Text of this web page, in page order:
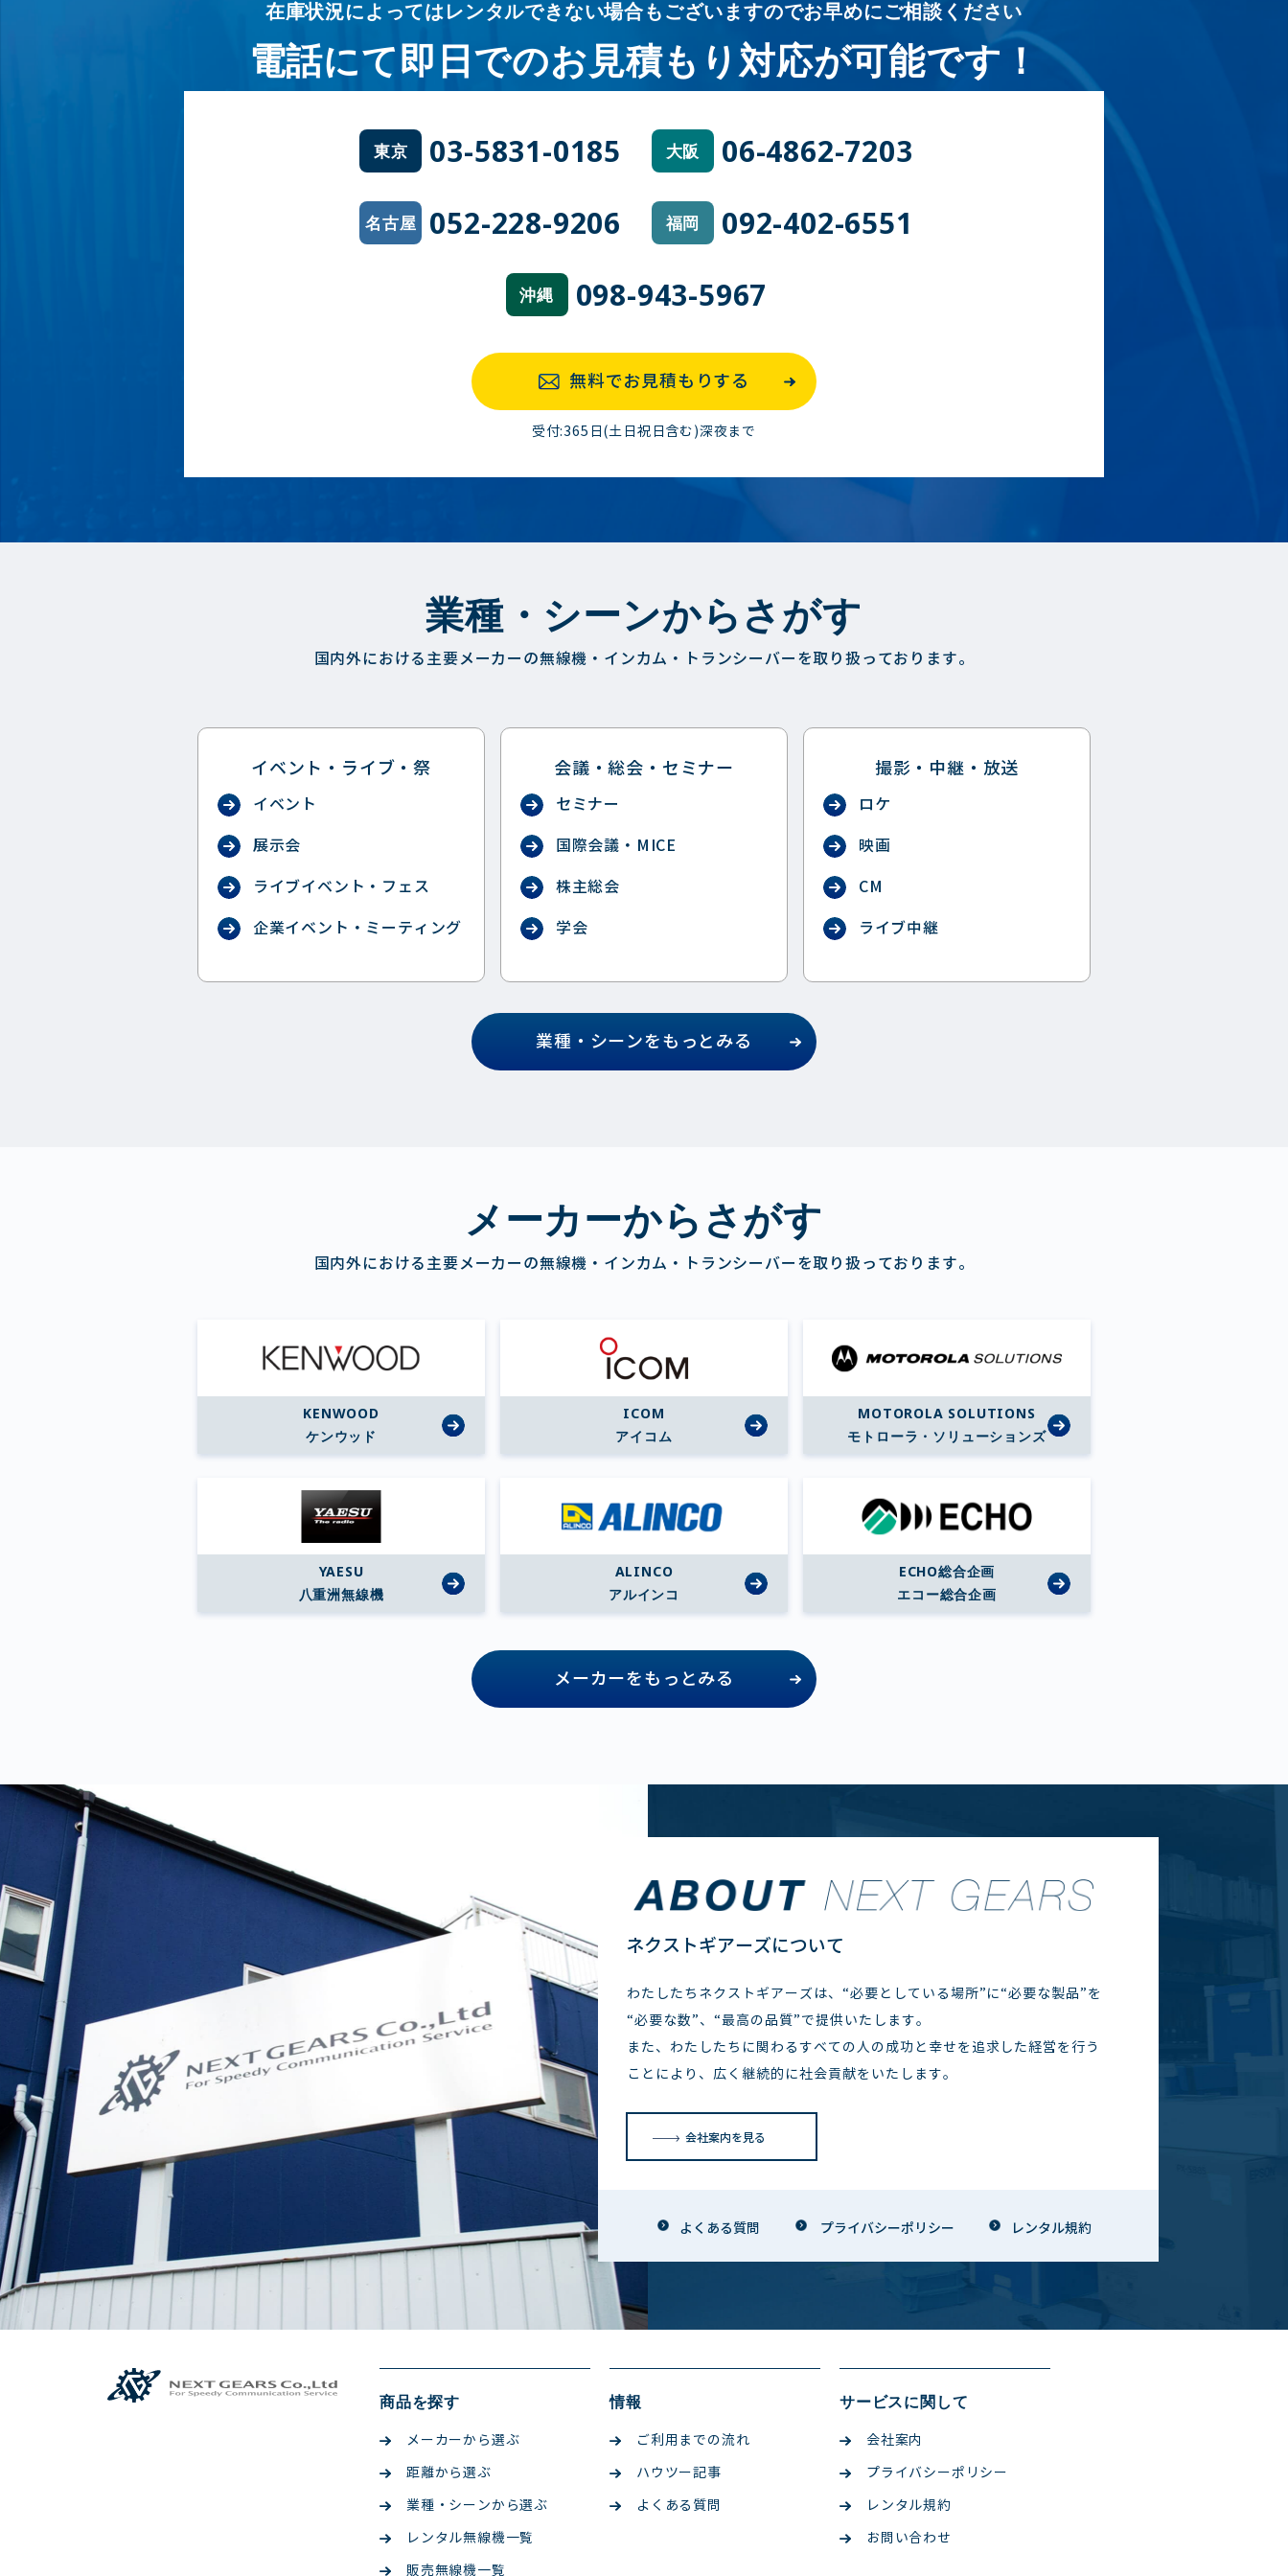
在庫状況によってはレンタルできない場合もございますのでお早めにご相談ください
電話にて即日でのお見積もり対応が可能です！
東京 03-5831-0185 大阪 06-4862-7203
名古屋 052-228-9206 福岡 092-402-6551
沖縄 098-943-5967
無料でお見積もりする
受付:365日(土日祝日含む)深夜まで
業種・シーンからさがす
国内外における主要メーカーの無線機・インカム・トランシーバーを取り扱っております。
イベント・ライブ・祭
イベント
展示会
ライブイベント・フェス
企業イベント・ミーティング
会議・総会・セミナー
セミナー
国際会議・MICE
株主総会
学会
撮影・中継・放送
ロケ
映画
CM
ライブ中継
業種・シーンをもっとみる
メーカーからさがす
国内外における主要メーカーの無線機・インカム・トランシーバーを取り扱っております。
KENWOOD
ケンウッド
ICOM
アイコム
MOTOROLA SOLUTIONS
モトローラ・ソリューションズ
YAESU
八重洲無線機
ALINCO
アルインコ
ECHO総合企画
エコー総合企画
メーカーをもっとみる
ネクストギアーズについて
わたしたちネクストギアーズは、“必要としている場所”に“必要な製品”を
“必要な数”、“最高の品質”で提供いたします。
また、わたしたちに関わるすべての人の成功と幸せを追求した経営を行う
ことにより、広く継続的に社会貢献をいたします。
会社案内を見る
よくある質問 プライバシーポリシー レンタル規約
商品を探す
メーカーから選ぶ
距離から選ぶ
業種・シーンから選ぶ
レンタル無線機一覧
販売無線機一覧
情報
ご利用までの流れ
ハウツー記事
よくある質問
サービスに関して
会社案内
プライバシーポリシー
レンタル規約
お問い合わせ